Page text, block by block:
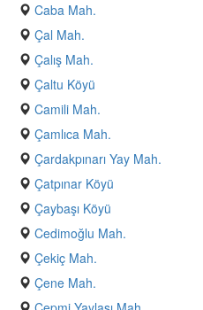
Caba Mah.
Çal Mah.
Çalış Mah.
Çaltu Köyü
Camili Mah.
Çamlıca Mah.
Çardakpınarı Yay Mah.
Çatpınar Köyü
Çaybaşı Köyü
Cedimoğlu Mah.
Çekiç Mah.
Çene Mah.